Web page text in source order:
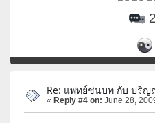
Re: แพทย์ชนบท กับ ปริญ
« Reply #4 on: June 28,